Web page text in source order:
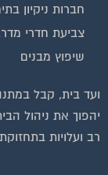
חברות ניקיון
צביעת חדרי
שיפוץ מבנים
ועד בית, קבל
יהפוך את ניהול
רב ועלויות בתחזוקת